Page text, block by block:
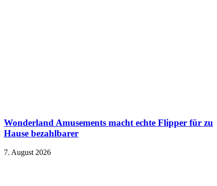
Wonderland Amusements macht echte Flipper für zu
Hause bezahlbarer
7. August 2026